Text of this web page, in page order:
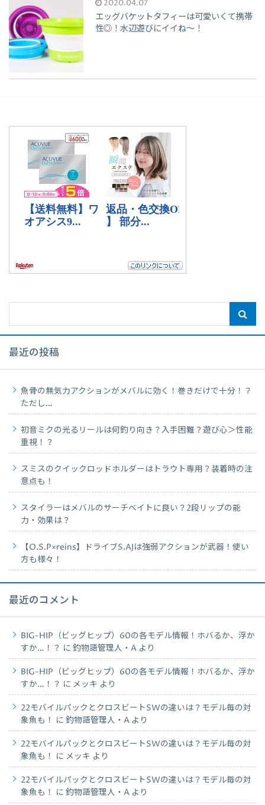
2020.04.07
エッグバケットタフィーは可愛いくて携帯
性◎！水辺遊びにイイね〜！
最近の投稿
魚骨の無気力アクションがメバルに効く！巻きだけで十分！？
ただし…
初音ミクの光るリールは何釣り向き？入手困難？遊び心＞性能
重視！？
スミスのクイックロッドホルダーはトラウト専用？装着時の注
意点も！
スタイラーはメバルのサーチベイトに良い？2段リップの能
力・効果は？
【O.S.P×reins】ドライブS.AJは強弱アクションが武器！使い
方も様々！
最近のコメント
BIG-HIP（ビッグヒップ）60の各モデル情報！ホバるか、浮か
すか…！？ に 釣物語管理人・A より
BIG-HIP（ビッグヒップ）60の各モデル情報！ホバるか、浮か
すか…！？ に メッキ より
22モバイルパックとクロスビートSWの違いは？モデル毎の対
象魚も！
に 釣物語管理人・A より
22モバイルパックとクロスビートSWの違いは？モデル毎の対
象魚も！
に メッキ より
22モバイルパックとクロスビートSWの違いは？モデル毎の対
象魚も！
に 釣物語管理人・A より